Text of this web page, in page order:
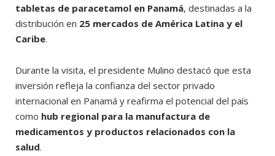
tabletas de paracetamol en Panamá, destinadas a la
distribución en 25 mercados de América Latina y el
Caribe.
Durante la visita, el presidente Mulino destacó que esta
inversión refleja la confianza del sector privado
internacional en Panamá y reafirma el potencial del país
como hub regional para la manufactura de
medicamentos y productos relacionados con la
salud.